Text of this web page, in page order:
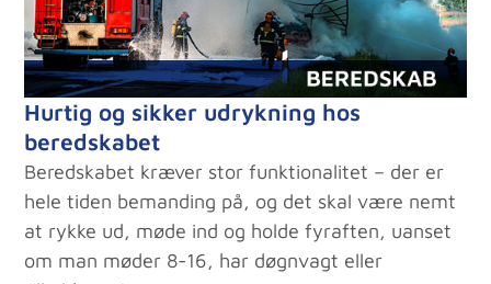
Hurtig og sikker udrykning hos
beredskabet
Beredskabet kræver stor funktionalitet – der er
hele tiden bemanding på, og det skal være nemt
at rykke ud, møde ind og holde fyraften, uanset
om man møder 8-16, har døgnvagt eller